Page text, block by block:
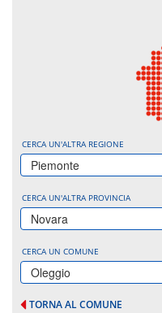
CERCA UN'ALTRA REGIONE
Piemonte
CERCA UN'ALTRA PROVINCIA
Novara
CERCA UN COMUNE
Oleggio
TORNA AL COMUNE